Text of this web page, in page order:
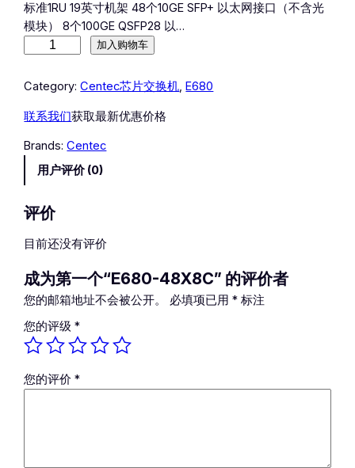
标准1RU 19英寸机架 48个10GE SFP+ 以太网接口（不含光
模块） 8个100GE QSFP28 以…
8
-
8
8
C
量
加入购物车
Category:Centec芯片交换机, E680
联系我们获取最新优惠价格
Brands:Centec
用户评价 (0)
评价
目前还没有评价
成为第一个“E680-48X8C” 的评价者
您的邮箱地址不会被公开。 必填项已用* 标注
您的评级*
您的评价*